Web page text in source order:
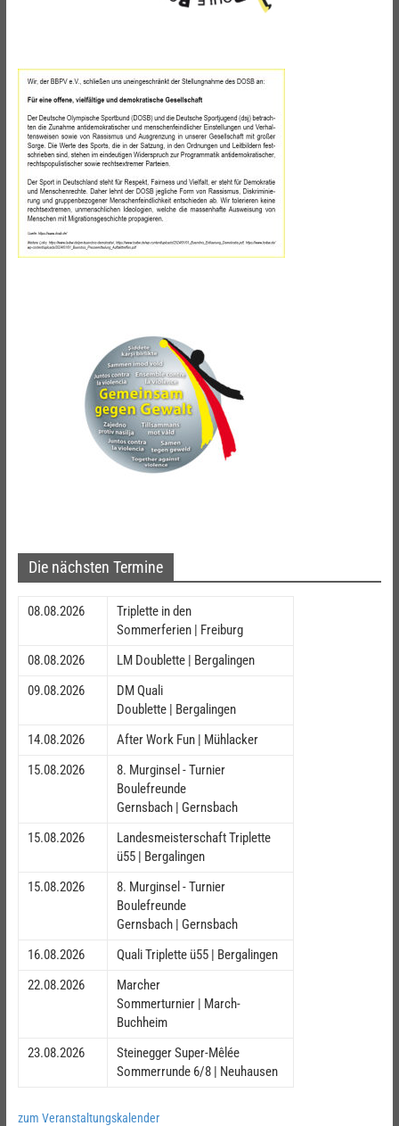
Die nächsten Termine
08.08.2026
Triplette in den
Sommerferien | Freiburg
08.08.2026
LM Doublette | Bergalingen
09.08.2026
DM Quali
Doublette | Bergalingen
14.08.2026
After Work Fun | Mühlacker
15.08.2026
8. Murginsel - Turnier
Boulefreunde
Gernsbach | Gernsbach
15.08.2026
Landesmeisterschaft Triplette
ü55 | Bergalingen
15.08.2026
8. Murginsel - Turnier
Boulefreunde
Gernsbach | Gernsbach
16.08.2026
Quali Triplette ü55 | Bergalingen
22.08.2026
Marcher
Sommerturnier | March-
Buchheim
23.08.2026
Steinegger Super-Mêlée
Sommerrunde 6/8 | Neuhausen
zum Veranstaltungskalender